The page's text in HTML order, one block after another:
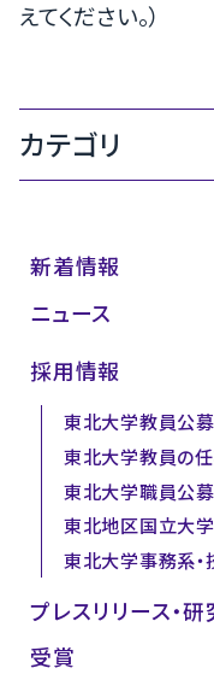
えてください。）
カテゴリ
新着情報
ニュース
採用情報
東北大学教員公
東北大学教員の
東北大学職員公
東北地区国立大
東北大学事務系
プレスリリース・
受賞